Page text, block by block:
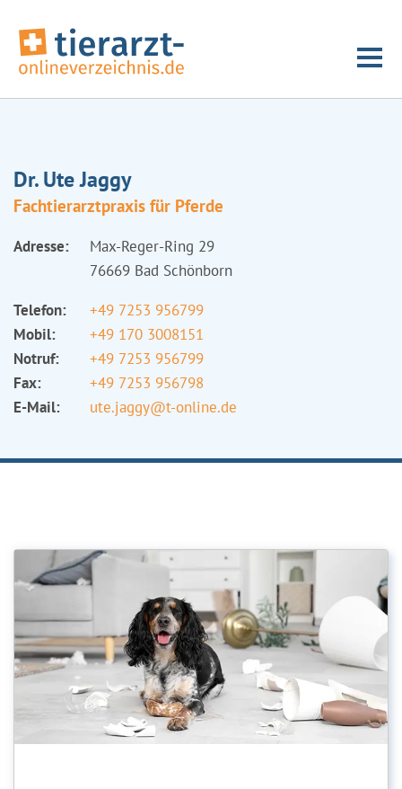
Dr. Ute Jaggy
Fachtierarztpraxis für Pferde
Adresse:
Max-Reger-Ring 29
76669 Bad Schönborn
Telefon:
+49 7253 956799
Mobil:
+49 170 3008151
Notruf:
+49 7253 956799
Fax:
+49 7253 956798
E-Mail:
ute.jaggy@t-online.de